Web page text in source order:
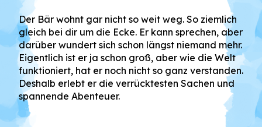
Der Bär wohnt gar nicht so weit weg. So ziemlich
gleich bei dir um die Ecke. Er kann sprechen, aber
darüber wundert sich schon längst niemand mehr.
Eigentlich ist er ja schon groß, aber wie die Welt
funktioniert, hat er noch nicht so ganz verstanden.
Deshalb erlebt er die verrücktesten Sachen und
spannende Abenteuer.